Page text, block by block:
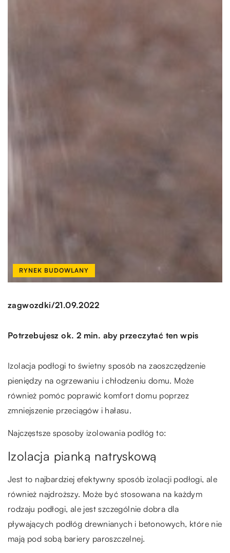
RYNEK BUDOWLANY
zagwozdki/21.09.2022
Potrzebujesz ok. 2 min. aby przeczytać ten wpis
Izolacja podłogi to świetny sposób na zaoszczędzenie
pieniędzy na ogrzewaniu i chłodzeniu domu. Może
również pomóc poprawić komfort domu poprzez
zmniejszenie przeciągów i hałasu.
Najczęstsze sposoby izolowania podłóg to:
Izolacja pianką natryskową
Jest to najbardziej efektywny sposób izolacji podłogi, ale
również najdroższy. Może być stosowana na każdym
rodzaju podłogi, ale jest szczególnie dobra dla
pływających podłóg drewnianych i betonowych, które nie
mają pod sobą bariery paroszczelnej.